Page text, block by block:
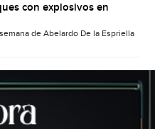
con explosivos en
de Abelardo De la Espriella